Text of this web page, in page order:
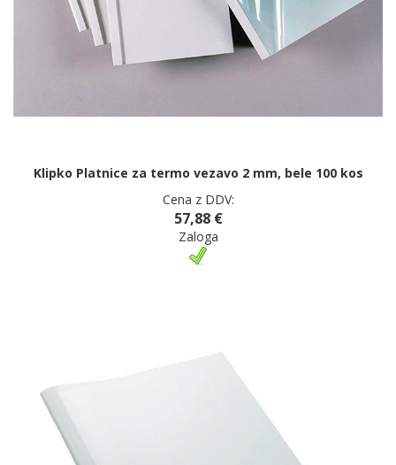
Klipko Platnice za termo vezavo 2 mm, bele 100 kos
Cena z DDV:
57,88 €
Zaloga